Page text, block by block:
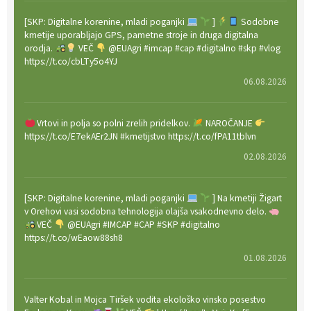
[SKP: Digitalne korenine, mladi poganjki ]
Sodobne
kmetije uporabljajo GPS, pametne stroje in druga digitalna
orodja.
VEČ
@EUAgri #imcap #cap #digitalno #skp #vlog
https://t.co/cbLTy5o4YJ
06.08.2026
Vrtovi in polja so polni zrelih pridelkov.
NAROČANJE
https://t.co/E7ekAEr2JN #kmetijstvo https://t.co/fPA11tblvn
02.08.2026
[SKP: Digitalne korenine, mladi poganjki
] Na kmetiji Žigart
v Orehovi vasi sodobna tehnologija olajša vsakodnevno delo.
VEČ
@EUAgri #IMCAP #CAP #SKP #digitalno
https://t.co/wEaow88sh8
01.08.2026
Valter Kobal in Mojca Tiršek vodita ekološko vinsko posestvo